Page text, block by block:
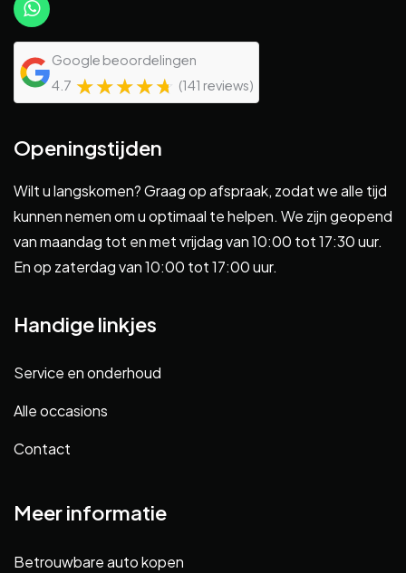
Google beoordelingen
4.7 ☆☆☆☆☆
★★★★★ (141 reviews)
Openingstijden
Wilt u langskomen? Graag op afspraak, zodat we alle tijd
kunnen nemen om u optimaal te helpen. We zijn geopend
van maandag tot en met vrijdag van 10:00 tot 17:30 uur.
En op zaterdag van 10:00 tot 17:00 uur.
Handige linkjes
Service en onderhoud
Alle occasions
Contact
Meer informatie
Betrouwbare auto kopen